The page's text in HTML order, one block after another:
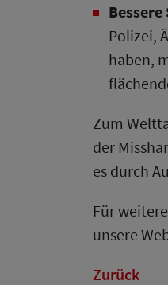
Polizei,
haben,
Zum
der
es durch
Für
unsere
Zurück